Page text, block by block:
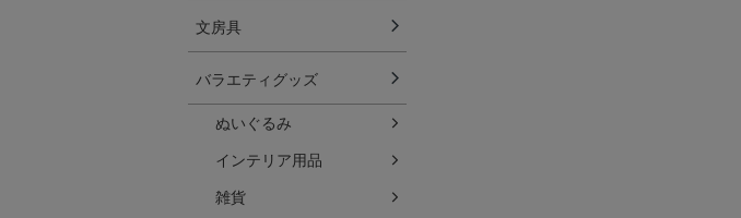
文房具
バラエティグッズ
ぬいぐるみ
インテリア用品
雑貨